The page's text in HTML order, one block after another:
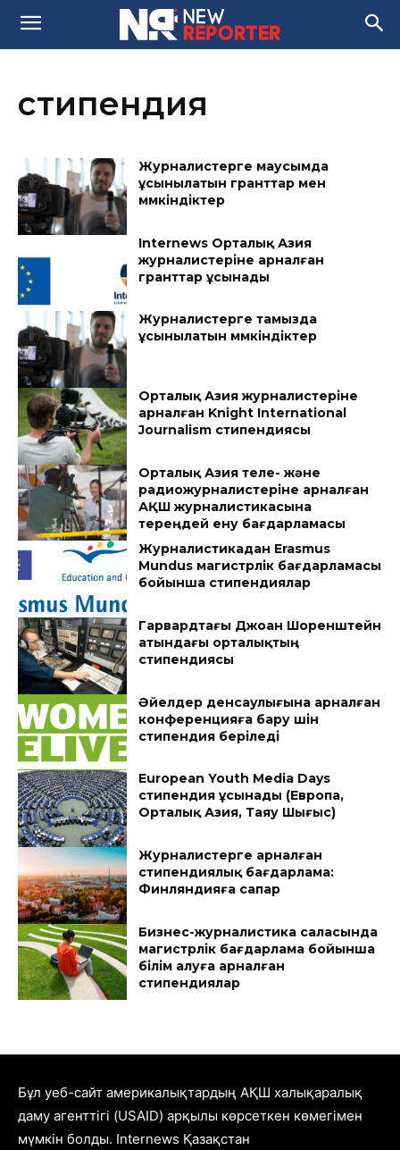
стипендия
Журналистерге маусымда
ұсынылатын гранттар мен
мүмкіндіктер
Internews Орталық Азия
журналистеріне арналған
гранттар ұсынады
Журналистерге тамызда
ұсынылатын мүмкіндіктер
Орталық Азия журналистеріне
арналған Knight International
Journalism стипендиясы
Орталық Азия теле- және
радиожурналистеріне арналған
АҚШ журналистикасына
тереңдей ену бағдарламасы
Журналистикадан Erasmus
Mundus магистрлік бағдарламасы
бойынша стипендиялар
Гарвардтағы Джоан Шоренштейн
атындағы орталықтың
стипендиясы
Әйелдер денсаулығына арналған
конференцияға бару үшін
стипендия беріледі
European Youth Media Days
стипендия ұсынады (Европа,
Орталық Азия, Таяу Шығыс)
Журналистерге арналған
стипендиялық бағдарлама:
Финляндияға сапар
Бизнес-журналистика саласында
магистрлік бағдарлама бойынша
білім алуға арналған
стипендиялар
Бұл уеб-сайт америкалықтардың АҚШ халықаралық
даму агенттігі (USAID) арқылы көрсеткен көмегімен
мүмкін болды. Internews Қазақстан